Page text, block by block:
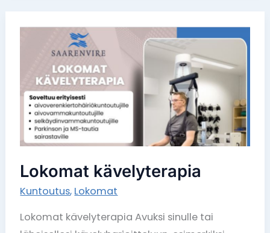
Lokomat kävelyterapia
Kuntoutus, Lokomat
Lokomat kävelyterapia Avuksi sinulle tai
Lokomat
kävelyterapia